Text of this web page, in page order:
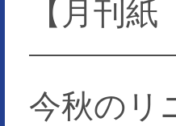
【月刊
今秋のリ